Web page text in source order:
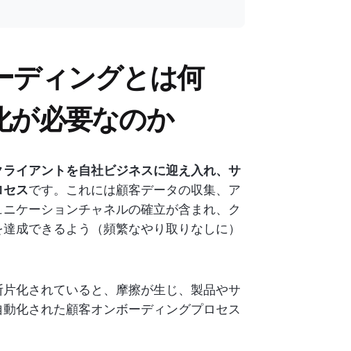
ディングとは何
が必要なのか
ライアントを自社ビジネスに迎え入れ、サ
セスです。これには顧客データの収集、ア
ケーションチャネルの確立が含まれ、ク
成できるよう（頻繁なやり取りなしに）
片化されていると、摩擦が生じ、製品やサ
化された顧客オンボーディングプロセス